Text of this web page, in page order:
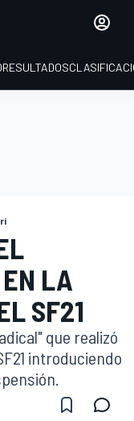
RESULTADOS
LA
SF21
que realizó
introduciendo